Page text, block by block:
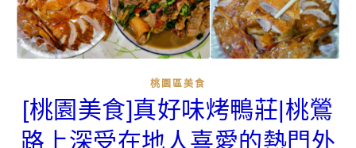
桃園區美食
[桃園美食]真好味烤鴨莊|桃鶯
路上深受在地人喜愛的熱門外